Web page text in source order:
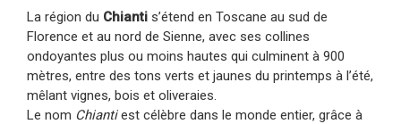
La région du Chianti s’étend en Toscane au sud de
Florence et au nord de Sienne, avec ses collines
ondoyantes plus ou moins hautes qui culminent à 900
mètres, entre des tons verts et jaunes du printemps à l’été,
mêlant vignes, bois et oliveraies.
Le nom Chiantiest célèbre dans le monde entier, grâce à